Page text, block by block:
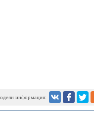
информация: